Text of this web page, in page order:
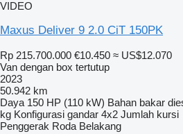
VIDEO
Maxus Deliver 9 2.0 CiT 150PK
Rp 215.700.000 €10.450 ≈ US$12.070
Van dengan box tertutup
2023
50.942 km
Daya 150 HP (110 kW) Bahan bakar
kg Konfigurasi gandar 4x2 Jumlah kursi
Penggerak Roda Belakang